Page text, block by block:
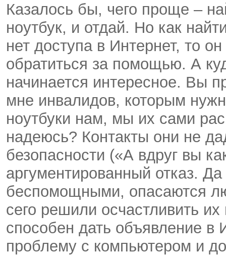
Казалось бы, чего проще –
ноутбук, и отдай. Но как
нет доступа в Интернет, то
обратиться за помощью. А
начинается интересное. Вы
мне инвалидов, которым
ноутбуки нам, мы их сами
надеюсь? Контакты они не
безопасности («А вдруг вы
аргументированный отказ.
беспомощными, опасаются
сего решили осчастливить
способен дать объявление в
проблему с компьютером и